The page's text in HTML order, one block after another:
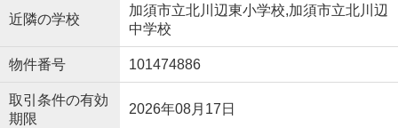
近隣の学校
加須市立北川辺東小学校,加須市立北川辺
中学校
物件番号 101474886
取引条件の有効
期限
2026年08月17日